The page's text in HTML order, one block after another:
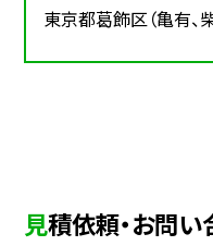
東京都葛飾区（亀有、
見積依頼・お問